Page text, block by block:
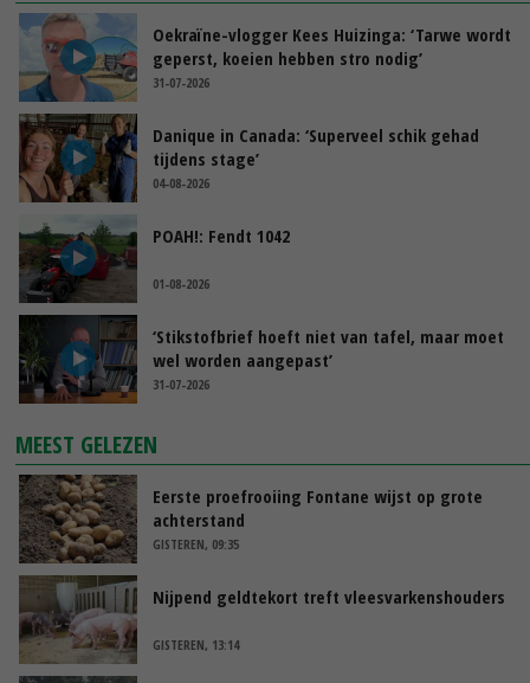
Oekraïne-vlogger Kees Huizinga: ‘Tarwe wordt
geperst, koeien hebben stro nodig’
31-07-2026
Danique in Canada: ‘Superveel schik gehad
tijdens stage’
04-08-2026
POAH!: Fendt 1042
01-08-2026
‘Stikstofbrief hoeft niet van tafel, maar moet
wel worden aangepast’
31-07-2026
MEEST GELEZEN
Eerste proefrooiing Fontane wijst op grote
achterstand
GISTEREN, 09:35
Nijpend geldtekort treft vleesvarkenshouders
GISTEREN, 13:14